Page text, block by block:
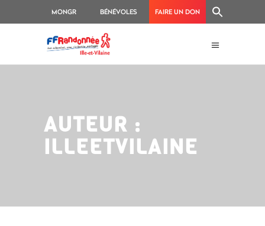
MONGR BÉNÉVOLES FAIRE UN DON
AUTEUR :
ILLEETVILAINE